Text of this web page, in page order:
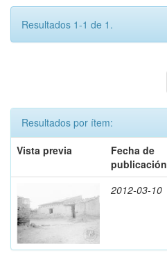
Resultados 1-1 de 1.
Resultados por ítem:
Vista previa
Fecha de
publicación
2012-03-10